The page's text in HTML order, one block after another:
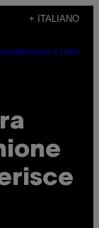
+ ITALIANO
NEWSLETTER